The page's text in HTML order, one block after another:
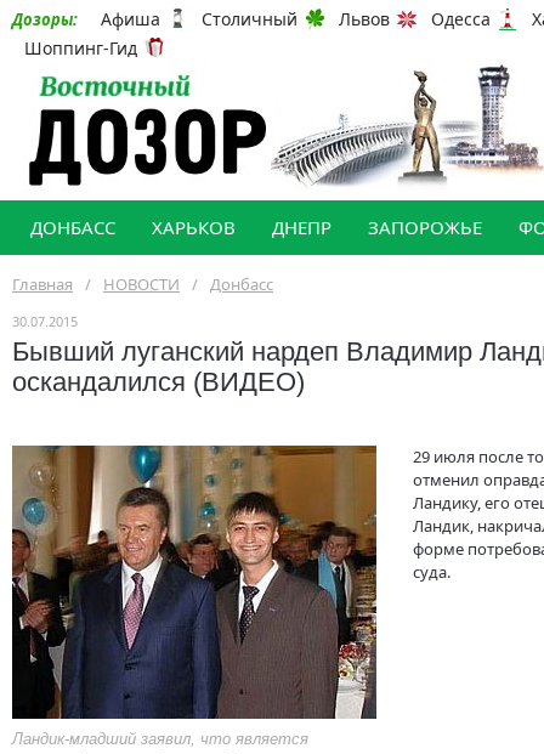
Дозоры: Афиша Столичный Львов Одесса
Шоппинг-Гид
ДОНБАСС ХАРЬКОВ ДНЕПР ЗАПОРОЖЬЕ
Главная / НОВОСТИ / Донбасс
30.07.2015
Бывший луганский нардеп Владимир
оскандалился (ВИДЕО)
Ландик-младший заявил, что является
29 июля после
отменил
Ландику, его
Ландик,
форме
суда.